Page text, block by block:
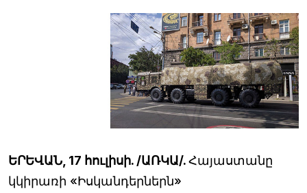
ԵՐԵՎԱՆ, 17 հուլիսի. /ԱՌԿԱ/.Հայաստանը
կկիրառի «Իսկանդերներն»